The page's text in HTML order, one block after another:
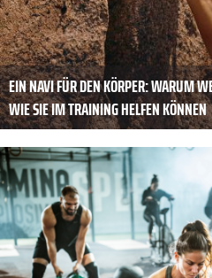
EIN NAVI FÜR DEN KÖRPER: WARUM
WIE SIE IM TRAINING HELFEN KÖNNEN